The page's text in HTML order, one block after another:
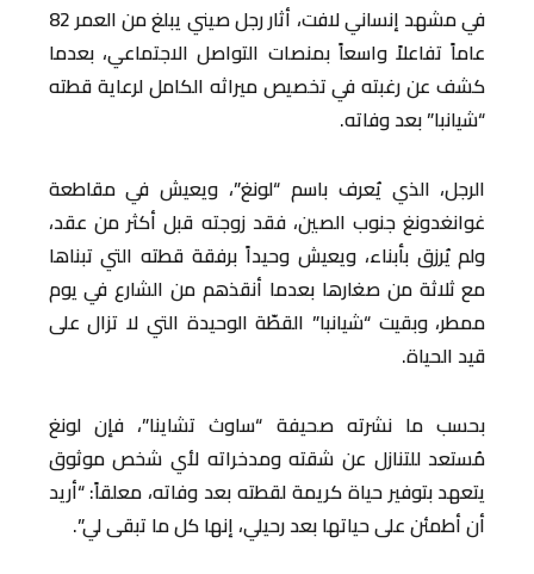
في مشهد إنساني لافت، أثار رجل صيني يبلغ من العمر 82
عاماً تفاعلاً واسعاً بمنصات التواصل الاجتماعي، بعدما
كشف عن رغبته في تخصيص ميراثه الكامل لرعاية قطته
“شيانبا” بعد وفاته.
الرجل، الذي يُعرف باسم “لونغ”، ويعيش في مقاطعة
غوانغدونغ جنوب الصين، فقد زوجته قبل أكثر من عقد،
ولم يُرزق بأبناء، ويعيش وحيداً برفقة قطته التي تبناها
مع ثلاثة من صغارها بعدما أنقذهم من الشارع في يوم
ممطر، وبقيت “شيانبا” القطّة الوحيدة التي لا تزال على
قيد الحياة.
بحسب ما نشرته صحيفة “ساوث تشاينا”، فإن لونغ
مُستعد للتنازل عن شقته ومدخراته لأي شخص موثوق
يتعهد بتوفير حياة كريمة لقطته بعد وفاته، معلقاً: “أريد
أن أطمئن على حياتها بعد رحيلي، إنها كل ما تبقى لي”.